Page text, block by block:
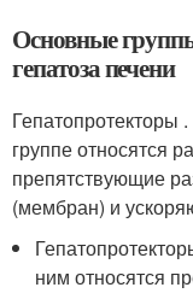
Основные
гепатоза печени
Гепатопротекторы
группе относятся
препятствующие
(мембран) и
ним относятся